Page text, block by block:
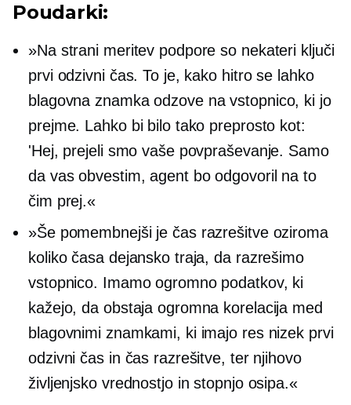
Poudarki:
»Na strani meritev podpore so nekateri ključi
prvi odzivni čas. To je, kako hitro se lahko
blagovna znamka odzove na vstopnico, ki jo
prejme. Lahko bi bilo tako preprosto kot:
'Hej, prejeli smo vaše povpraševanje. Samo
da vas obvestim, agent bo odgovoril na to
čim prej.«
»Še pomembnejši je čas razrešitve oziroma
koliko časa dejansko traja, da razrešimo
vstopnico. Imamo ogromno podatkov, ki
kažejo, da obstaja ogromna korelacija med
blagovnimi znamkami, ki imajo res nizek prvi
odzivni čas in čas razrešitve, ter njihovo
življenjsko vrednostjo in stopnjo osipa.«